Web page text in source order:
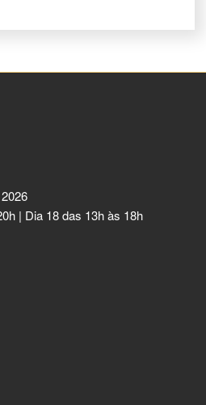
| Dia 18 das 13h às 18h